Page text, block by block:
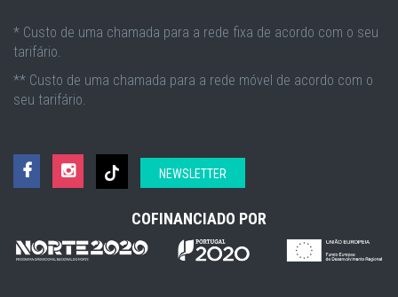
* Custo de uma chamada para a rede fixa de acordo com o seu
tarifário.
** Custo de uma chamada para a rede móvel de acordo com o
seu tarifário.
NEWSLETTER
COFINANCIADO POR